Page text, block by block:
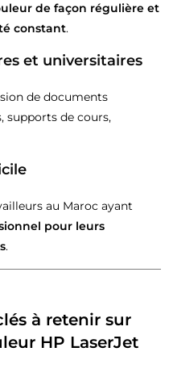
de façon régulière et
constant.
et universitaires
de documents
supports de cours,
au Maroc ayant
pour leurs
.
à retenir sur
HP LaserJet